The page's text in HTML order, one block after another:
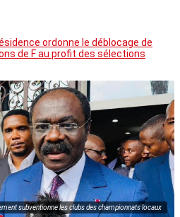
ordonne le déblocage de
de F au profit des sélections
subventionne les clubs des championnats locaux